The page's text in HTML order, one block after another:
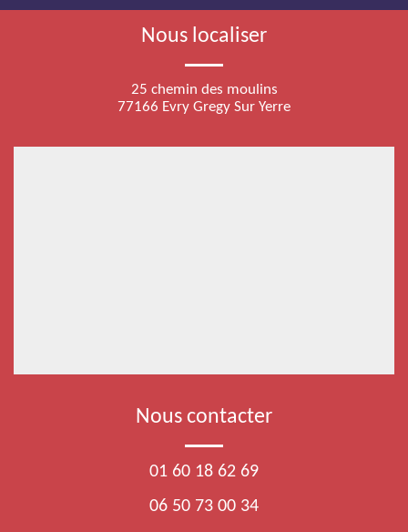
Nous localiser
25 chemin des moulins
77166 Evry Gregy Sur Yerre
Nous contacter
01 60 18 62 69
06 50 73 00 34